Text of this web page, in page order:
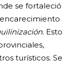
se fortaleció
. Esto
turísticos. Se